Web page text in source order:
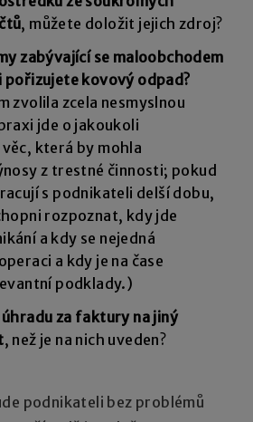
, můžete doložit jejich zdroj?
zabývající se maloobchodem
pořizujete kovový odpad?
zvolila zcela nesmyslnou
jde o jakoukoli
která by mohla
z trestné činnosti; pokud
s podnikateli delší dobu,
rozpoznat, kdy jde
a kdy se nejedná
a kdy je na čase
podklady.)
za faktury na jiný
, než je na nich uveden?
podnikateli bez problémů